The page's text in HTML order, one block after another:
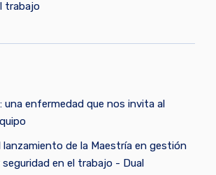
trabajo
una enfermedad que nos invita al
lanzamiento de la Maestría en gestión
seguridad en el trabajo - Dual